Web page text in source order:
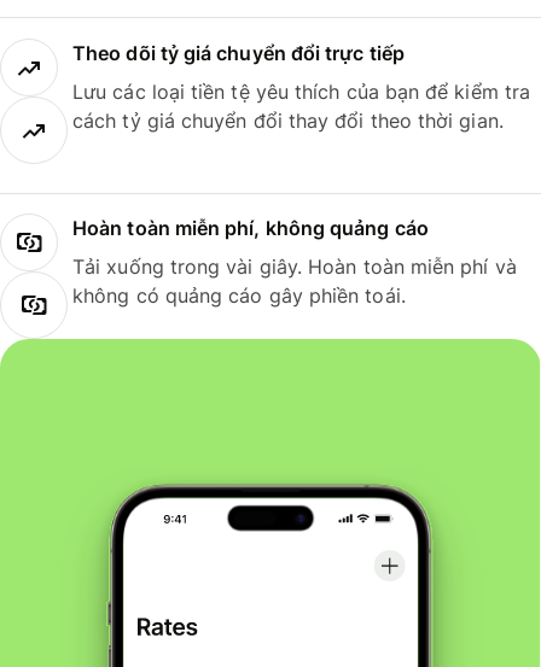
Theo dõi tỷ giá chuyển đổi trực tiếp
Lưu các loại tiền tệ yêu thích của bạn để kiểm tra
cách tỷ giá chuyển đổi thay đổi theo thời gian.
Hoàn toàn miễn phí, không quảng cáo
Tải xuống trong vài giây. Hoàn toàn miễn phí và
không có quảng cáo gây phiền toái.